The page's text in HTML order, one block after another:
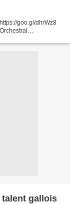
goo.gl/dhrWz8
gallois